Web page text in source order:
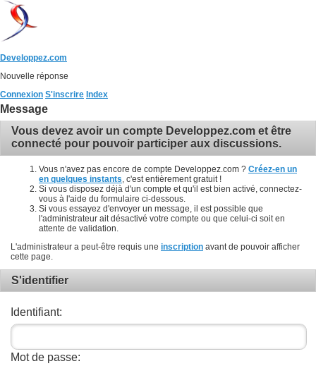
Developpez.com
Nouvelle réponse
Connexion S'inscrire Index
Message
Vous devez avoir un compte Developpez.com et être
connecté pour pouvoir participer aux discussions.
Vous n'avez pas encore de compte Developpez.com ? Créez-en un
en quelques instants , c'est entièrement gratuit !
Si vous disposez déjà d'un compte et qu'il est bien activé, connectez-
vous à l'aide du formulaire ci-dessous.
Si vous essayez d'envoyer un message, il est possible que
l'administrateur ait désactivé votre compte ou que celui-ci soit en
attente de validation.
L'administrateur a peut-être requis une inscription avant de pouvoir afficher
cette page.
S'identifier
Identifiant:
Mot de passe: